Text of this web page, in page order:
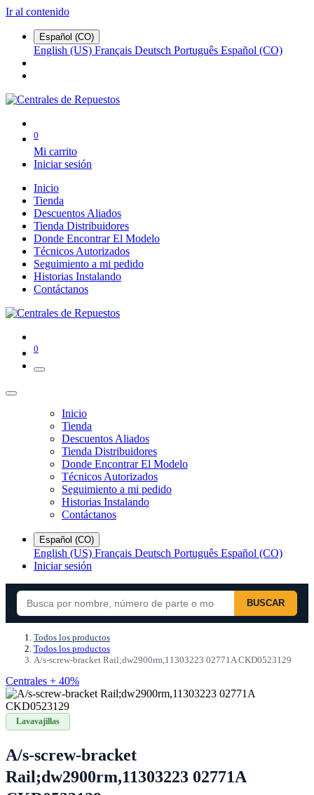
Ir al contenido
Español (CO)
English (US) Français Deutsch Português Español (CO)
0
Mi carrito
Iniciar sesión
Inicio
Tienda
Descuentos Aliados
Tienda Distribuidores
Donde Encontrar El Modelo
Técnicos Autorizados
Seguimiento a mi pedido
Historias Instalando
Contáctanos
0
Inicio
Tienda
Descuentos Aliados
Tienda Distribuidores
Donde Encontrar El Modelo
Técnicos Autorizados
Seguimiento a mi pedido
Historias Instalando
Contáctanos
Español (CO)
English (US) Français Deutsch Português Español (CO)
Iniciar sesión
BUSCAR
Todos los productos
Todos los productos
A/s-screw-bracket Rail;dw2900rm,11303223 02771A CKD0523129
Centrales + 40%
Lavavajillas
A/s-screw-bracket
Rail;dw2900rm,11303223 02771A